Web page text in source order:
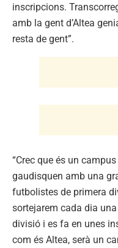
inscripcions.
amb la gent d’Altea
resta de gent”.
“Crec que és un
gaudisquen amb una
futbolistes de primera
sortejarem cada dia
divisió i es fa en unes
com és Altea, serà un